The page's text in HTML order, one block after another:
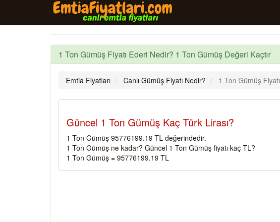
1 Ton Gümüş Fiyatı Ederi Nedir? 1 Ton Gümüş Değeri Kaçtır
Emtia Fiyatları Canlı Gümüş Fiyatı Nedir? 1 Ton Gümüş
Güncel 1 Ton Gümüş Kaç Türk Lirası?
1 Ton Gümüş 95776199.19 TL değerindedir.
1 Ton Gümüş ne kadar? Güncel 1 Ton Gümüş fiyatı kaç TL?
1 Ton Gümüş = 95776199.19 TL